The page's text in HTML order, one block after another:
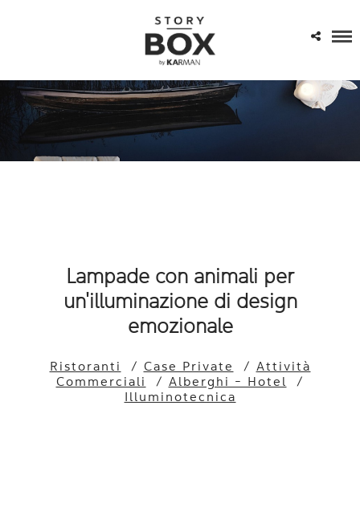
Ristoranti / Case Private / Attività
Commerciali
/ Alberghi - Hotel /
Illuminotecnica
Lampade con animali per
un'illuminazione di design
emozionale